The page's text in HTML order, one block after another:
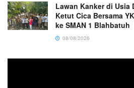
Lawan Kanker di Usia
Ketut Cica Bersama
ke SMAN 1 Blahbatuh
08/08/2026